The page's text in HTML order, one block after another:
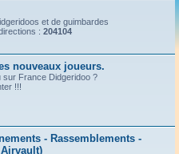
et de guimbardes
: 204104
nouveaux joueurs.
sur France Didgeridoo ?
!!!
- Rassemblements -